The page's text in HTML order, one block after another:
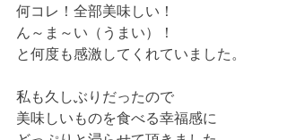
何コレ！全部美味しい！
ん～ま～い（うまい）！
と何度も感激してくれていました。
私も久しぶりだったので
美味しいものを食べる幸福感に